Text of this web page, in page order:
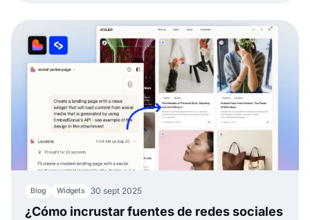
Blog Widgets 30 sept 2025
¿Cómo incrustar fuentes de redes sociales